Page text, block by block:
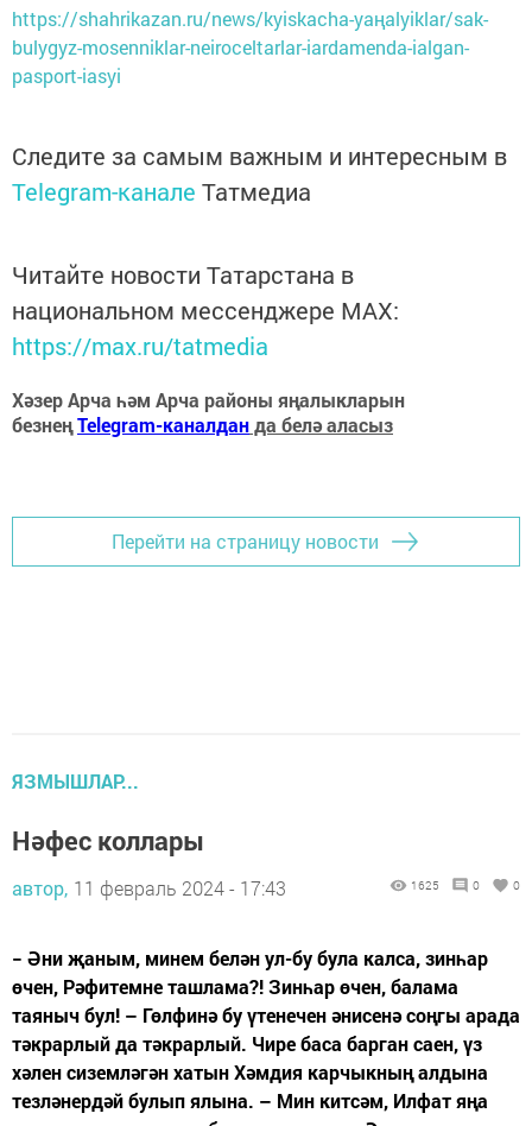
https://shahrikazan.ru/news/kyiskacha-yaңalyiklar/sak-
bulygyz-mosenniklar-neiroceltarlar-iardamenda-ialgan-
pasport-iasyi
Следите за самым важным и интересным в
Telegram-канале Татмедиа
Читайте новости Татарстана в
национальном мессенджере MАХ:
https://max.ru/tatmedia
Хәзер Арча һәм Арча районы яңалыкларын
безнеңTelegram-каналданда белә аласыз
Перейти на страницу новости
ЯЗМЫШЛАР...
Нәфес коллары
автор, 11 февраль 2024 - 17:43 1625 0 0
− Әни җаным, минем белән ул-бу була калса, зинһар
өчен, Рәфитемне ташлама?! Зинһар өчен, балама
таяныч бул! – Гөлфинә бу үтенечен әнисенә соңгы арада
тәкрарлый да тәкрарлый. Чире баса барган саен, үз
хәлен сиземләгән хатын Хәмдия карчыкның алдына
тезләнердәй булып ялына. – Мин китсәм, Илфат яңа